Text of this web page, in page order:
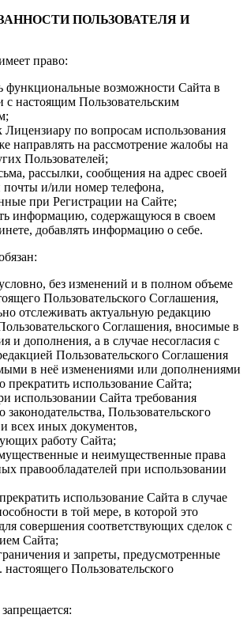
ПОЛЬЗОВАТЕЛЯ И
право:
функциональные возможности Сайта в
с настоящим Пользовательским
Лицензиару по вопросам использования
направлять на рассмотрение жалобы на
Пользователей;
рассылки, сообщения на адрес своей
почты и/или номер телефона,
при Регистрации на Сайте;
информацию, содержащуюся в своем
добавлять информацию о себе.
без изменений и в полном объеме
Пользовательского Соглашения,
отслеживать актуальную редакцию
Соглашения, вносимые в
и дополнения, а в случае несогласия с
Пользовательского Соглашения
в неё изменениями или дополнениями
прекратить использование Сайта;
использовании Сайта требования
Пользовательского
всех иных документов,
работу Сайта;
и неимущественные права
правообладателей при использовании
использование Сайта в случае
в той мере, в которой это
совершения соответствующих сделок с
Сайта;
и запреты, предусмотренные
настоящего Пользовательского